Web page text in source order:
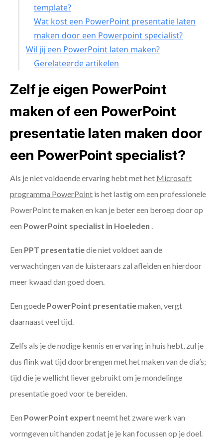
template?
Wat kost een PowerPoint presentatie laten
maken door een Powerpoint specialist?
Wil jij een PowerPoint laten maken?
Gerelateerde artikelen
Zelf je eigen PowerPoint
maken of een PowerPoint
presentatie laten maken door
een PowerPoint specialist?
Als je niet voldoende ervaring hebt met het Microsoft
programma PowerPoint is het lastig om een professionele
PowerPoint te maken en kan je beter een beroep door op
een PowerPoint specialist in Hoeleden .
Een PPT presentatiedie niet voldoet aan de
verwachtingen van de luisteraars zal afleiden en hierdoor
meer kwaad dan goed doen.
Een goede PowerPoint presentatiemaken, vergt
daarnaast veel tijd.
Zelfs als je de nodige kennis en ervaring in huis hebt, zul je
dus flink wat tijd doorbrengen met het maken van de dia’s;
tijd die je wellicht liever gebruikt om je mondelinge
presentatie goed voor te bereiden.
Een PowerPoint expert neemt het zware werk van
vormgeven uit handen zodat je je kan focussen op je doel.